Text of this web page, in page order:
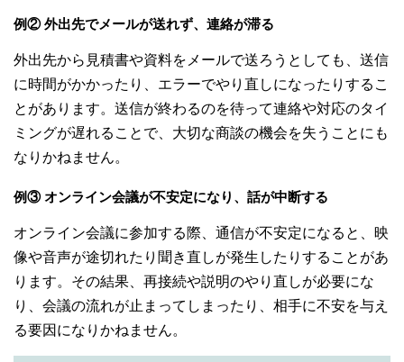
例② 外出先でメールが送れず、連絡が滞る
外出先から見積書や資料をメールで送ろうとしても、送信
に時間がかかったり、エラーでやり直しになったりするこ
とがあります。送信が終わるのを待って連絡や対応のタイ
ミングが遅れることで、大切な商談の機会を失うことにも
なりかねません。
例③ オンライン会議が不安定になり、話が中断する
オンライン会議に参加する際、通信が不安定になると、映
像や音声が途切れたり聞き直しが発生したりすることがあ
ります。その結果、再接続や説明のやり直しが必要にな
り、会議の流れが止まってしまったり、相手に不安を与え
る要因になりかねません。